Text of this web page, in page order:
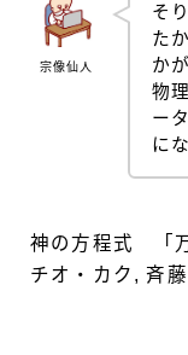
宗像仙人
そ
た
か
物
ー
に
神の方程式 「
チオ・カク, 斉